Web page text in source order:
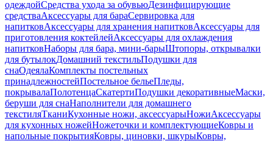
одеждойСредства ухода за обувьюДезинфицирующие
средстваАксессуары для бараСервировка для
напитковАксессуары для хранения напитковАксессуары для
приготовления коктейлейАксессуары для охлаждения
напитковНаборы для бара, мини-барыШтопоры, открывалки
для бутылокДомашний текстильПодушки для
снаОдеялаКомплекты постельных
принадлежностейПостельное бельеПледы,
покрывалаПолотенцаСкатертиПодушки декоративныеМаски,
беруши для снаНаполнители для домашнего
текстиляТканиКухонные ножи, аксессуарыНожиАксессуары
для кухонных ножейНожеточки и комплектующиеКовры и
напольные покрытияКовры, циновки, шкурыКовры,